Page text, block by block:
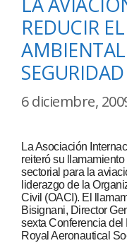
REDUCIR
SEGURIDAD
6 diciembre,
La Asociación
reiteró su
sectorial para la
liderazgo de la
Civil (OACI). El
Bisignani, Director
sexta Conferencia del
Royal Aeronautical